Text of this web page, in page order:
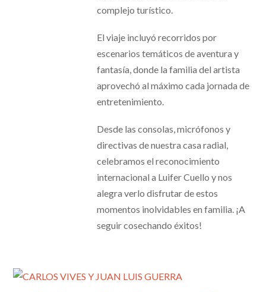
complejo turístico.
El viaje incluyó recorridos por
escenarios temáticos de aventura y
fantasía, donde la familia del artista
aprovechó al máximo cada jornada de
entretenimiento.
Desde las consolas, micrófonos y
directivas de nuestra casa radial,
celebramos el reconocimiento
internacional a Luifer Cuello y nos
alegra verlo disfrutar de estos
momentos inolvidables en familia. ¡A
seguir cosechando éxitos!